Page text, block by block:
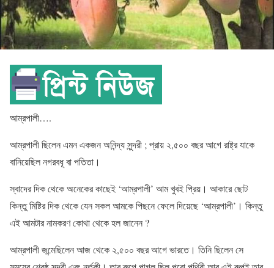
আম্রপালী….
আম্রপালী ছিলেন এমন একজন অনিন্দ্য সুন্দরী ; প্রায় ২,৫০০ বছর আগে রাষ্ট্র যাকে
বানিয়েছিল নগরবধূ বা পতিতা।
স্বাদের দিক থেকে অনেকের কাছেই ‘আম্রপালী’ আম খুবই প্রিয়। আকারে ছোট
কিন্তু মিষ্টির দিক থেকে যেন সকল আমকে পিছনে ফেলে দিয়েছে ‘আম্রপালী’। কিন্তু
এই আমটার নামকরণ কোথা থেকে হল জানেন ?
আম্রপালী জন্মেছিলেন আজ থেকে ২,৫০০ বছর আগে ভারতে। তিনি ছিলেন সে